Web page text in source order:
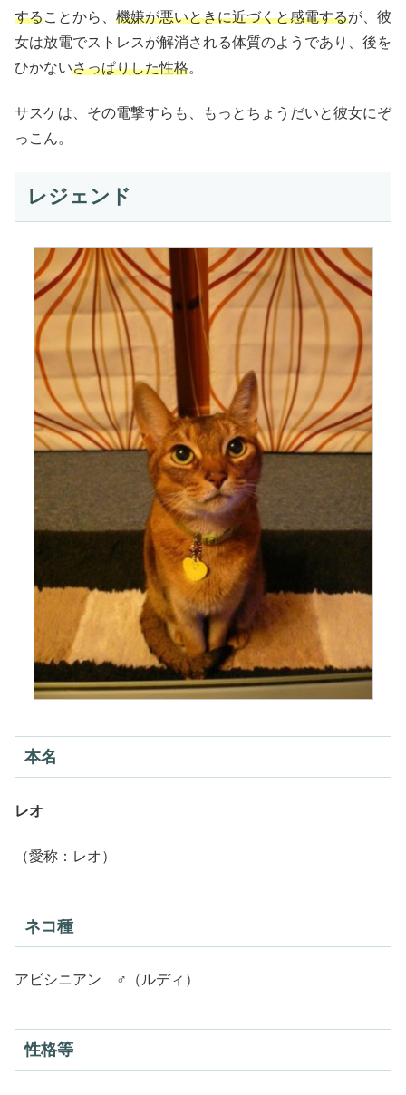
することから、 機嫌が悪いときに近づくと感電するが、彼
女は放電でストレスが解消される体質のようであり、後を
ひかないさっぱりした性格。
サスケは、その電撃すらも、もっとちょうだいと彼女にぞ
っこん。
レジェンド
本名
レオ
（愛称：レオ）
ネコ種
アビシニアン ♂（ルディ）
性格等